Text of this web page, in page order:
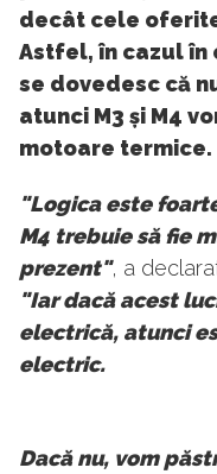
decât cele
Astfel, în cazul
se dovedesc că
atunci M3 și M4
motoare termice.
"Logica este
M4 trebuie să fie
prezent", a
"Iar dacă acest
electrică, atunci
electric.
Dacă nu, vom